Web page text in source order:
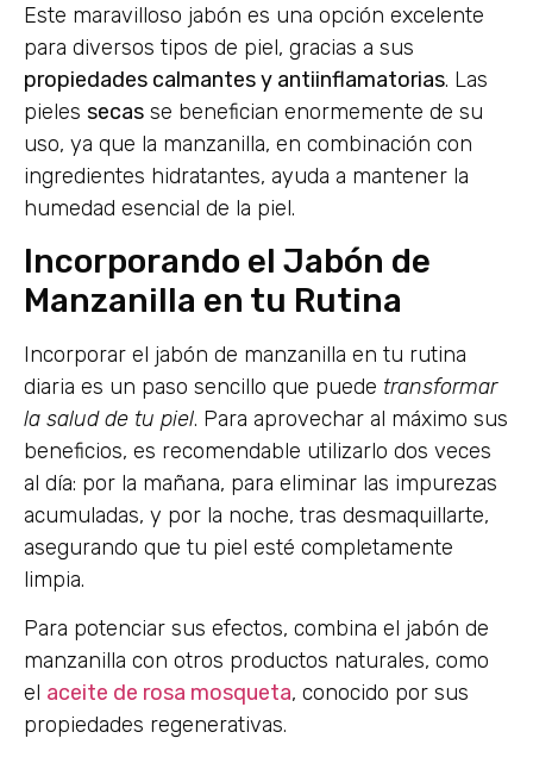
Este maravilloso jabón es una opción excelente
para diversos tipos de piel, gracias a sus
propiedades calmantes y antiinflamatorias. Las
pieles secas se benefician enormemente de su
uso, ya que la manzanilla, en combinación con
ingredientes hidratantes, ayuda a mantener la
humedad esencial de la piel.
Incorporando el Jabón de
Manzanilla en tu Rutina
Incorporar el jabón de manzanilla en tu rutina
diaria es un paso sencillo que puede transformar
la salud de tu piel. Para aprovechar al máximo sus
beneficios, es recomendable utilizarlo dos veces
al día: por la mañana, para eliminar las impurezas
acumuladas, y por la noche, tras desmaquillarte,
asegurando que tu piel esté completamente
limpia.
Para potenciar sus efectos, combina el jabón de
manzanilla con otros productos naturales, como
el aceite de rosa mosqueta, conocido por sus
propiedades regenerativas.